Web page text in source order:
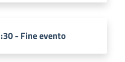
- Fine evento